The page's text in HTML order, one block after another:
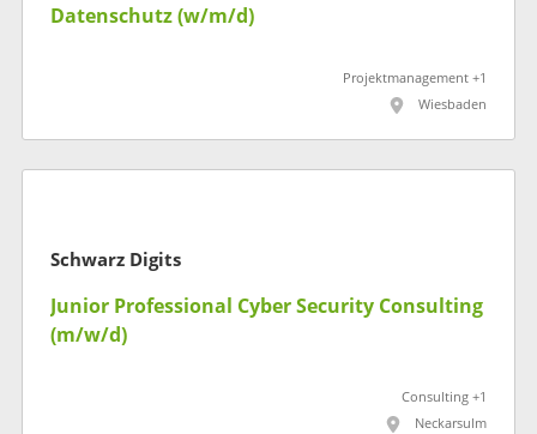
Datenschutz (w/m/d)
Projektmanagement +1
Wiesbaden
Schwarz Digits
Junior Professional Cyber Security Consulting
(m/w/d)
Consulting +1
Neckarsulm